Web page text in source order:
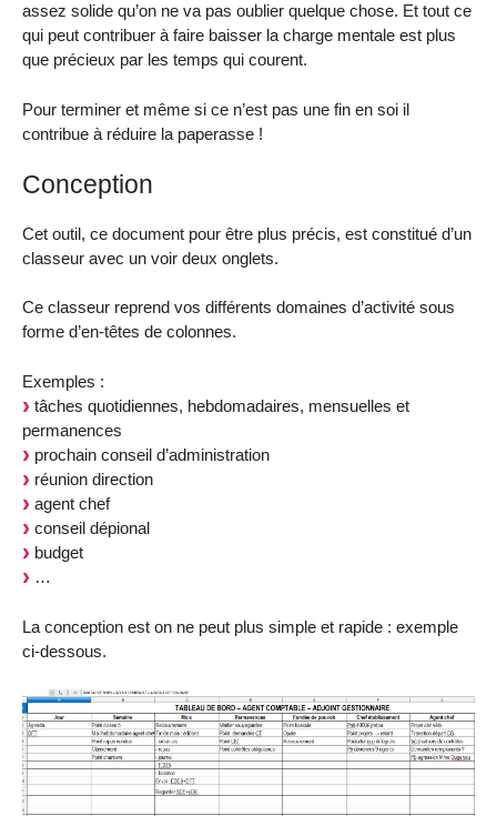
assez solide qu’on ne va pas oublier quelque chose. Et tout ce
qui peut contribuer à faire baisser la charge mentale est plus
que précieux par les temps qui courent.
Pour terminer et même si ce n’est pas une fin en soi il
contribue à réduire la paperasse !
Conception
Cet outil, ce document pour être plus précis, est constitué d’un
classeur avec un voir deux onglets.
Ce classeur reprend vos différents domaines d’activité sous
forme d’en-têtes de colonnes.
Exemples :
tâches quotidiennes, hebdomadaires, mensuelles et
permanences
prochain conseil d’administration
réunion direction
agent chef
conseil dépional
budget
…
La conception est on ne peut plus simple et rapide : exemple
ci-dessous.